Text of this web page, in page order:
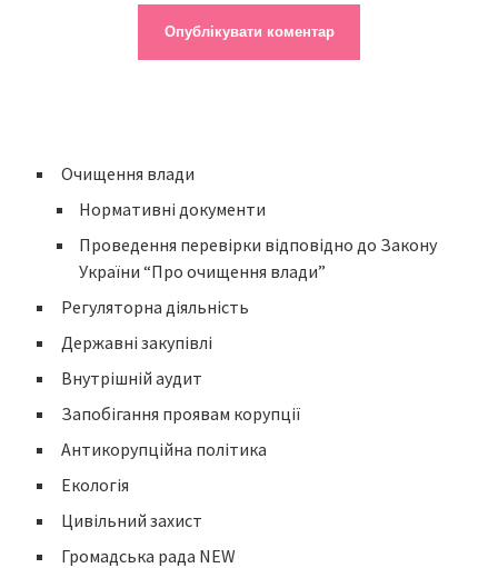
Очищення влади
Нормативні документи
Проведення перевірки відповідно до Закону
України “Про очищення влади”
Регуляторна діяльність
Державні закупівлі
Внутрішній аудит
Запобігання проявам корупції
Антикорупційна політика
Екологія
Цивільний захист
Громадська рада NEW